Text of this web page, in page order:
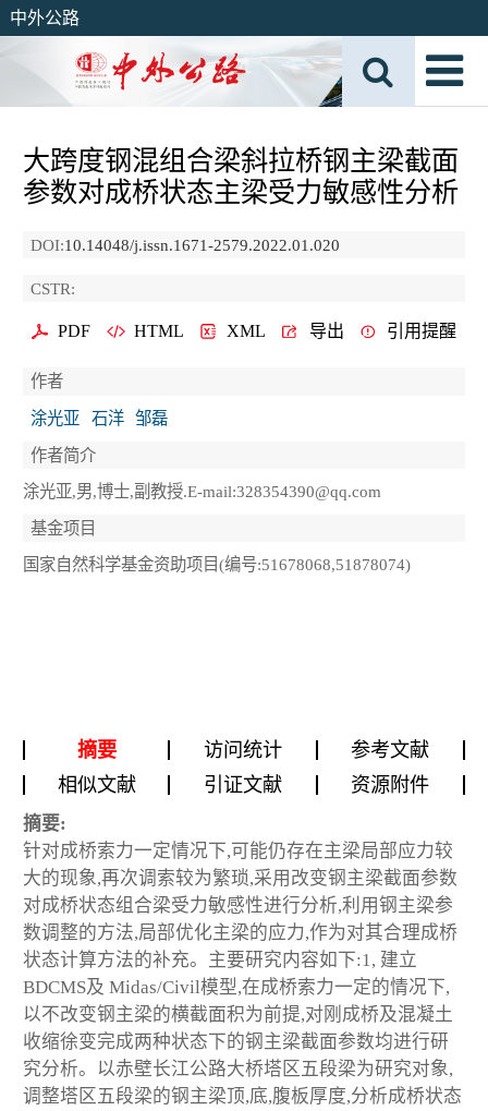
中外公路
大跨度钢混组合梁斜拉桥钢主梁截面
参数对成桥状态主梁受力敏感性分析
DOI:10.14048/j.issn.1671-2579.2022.01.020
CSTR:
PDF HTML XML 导出 引用提醒
作者
涂光亚
石洋
邹磊
作者简介
涂光亚,男,博士,副教授.E-mail:328354390@qq.com
基金项目
国家自然科学基金资助项目(编号:51678068,51878074)
摘要 访问统计
参考文献
相似文献
引证文献 资源附件
摘要:
针对成桥索力一定情况下,可能仍存在主梁局部应力较
大的现象,再次调索较为繁琐,采用改变钢主梁截面参数
对成桥状态组合梁受力敏感性进行分析,利用钢主梁参
数调整的方法,局部优化主梁的应力,作为对其合理成桥
状态计算方法的补充。主要研究内容如下:1, 建立
BDCMS及 Midas/Civil模型,在成桥索力一定的情况下,
以不改变钢主梁的横截面积为前提,对刚成桥及混凝土
收缩徐变完成两种状态下的钢主梁截面参数均进行研
究分析。以赤壁长江公路大桥塔区五段梁为研究对象,
调整塔区五段梁的钢主梁顶,底,腹板厚度,分析成桥状态